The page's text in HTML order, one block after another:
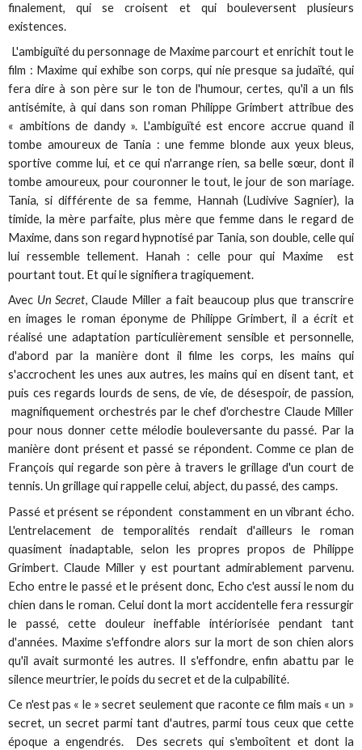
finalement, qui se croisent et qui bouleversent plusieurs
existences.
L'ambiguïté du personnage de Maxime parcourt et enrichit tout le
film : Maxime qui exhibe son corps, qui nie presque sa judaïté, qui
fera dire à son père sur le ton de l'humour, certes, qu'il a un fils
antisémite, à qui dans son roman Philippe Grimbert attribue des
« ambitions de dandy ». L'ambiguïté est encore accrue quand il
tombe amoureux de Tania : une femme blonde aux yeux bleus,
sportive comme lui, et ce qui n'arrange rien, sa belle sœur, dont il
tombe amoureux, pour couronner le tout, le jour de son mariage.
Tania, si différente de sa femme, Hannah (Ludivive Sagnier), la
timide, la mère parfaite, plus mère que femme dans le regard de
Maxime, dans son regard hypnotisé par Tania, son double, celle qui
lui ressemble tellement. Hanah : celle pour qui Maxime est
pourtant tout. Et qui le signifiera tragiquement.
Avec Un Secret, Claude Miller a fait beaucoup plus que transcrire
en images le roman éponyme de Philippe Grimbert, il a écrit et
réalisé une adaptation particulièrement sensible et personnelle,
d'abord par la manière dont il filme les corps, les mains qui
s'accrochent les unes aux autres, les mains qui en disent tant, et
puis ces regards lourds de sens, de vie, de désespoir, de passion,
magnifiquement orchestrés par le chef d'orchestre Claude Miller
pour nous donner cette mélodie bouleversante du passé. Par la
manière dont présent et passé se répondent. Comme ce plan de
François qui regarde son père à travers le grillage d'un court de
tennis. Un grillage qui rappelle celui, abject, du passé, des camps.
Passé et présent se répondent constamment en un vibrant écho.
L'entrelacement de temporalités rendait d'ailleurs le roman
quasiment inadaptable, selon les propres propos de Philippe
Grimbert. Claude Miller y est pourtant admirablement parvenu.
Echo entre le passé et le présent donc, Echo c'est aussi le nom du
chien dans le roman. Celui dont la mort accidentelle fera ressurgir
le passé, cette douleur ineffable intériorisée pendant tant
d'années. Maxime s'effondre alors sur la mort de son chien alors
qu'il avait surmonté les autres. Il s'effondre, enfin abattu par le
silence meurtrier, le poids du secret et de la culpabilité.
Ce n'est pas « le » secret seulement que raconte ce film mais « un »
secret, un secret parmi tant d'autres, parmi tous ceux que cette
époque a engendrés. Des secrets qui s'emboîtent et dont la